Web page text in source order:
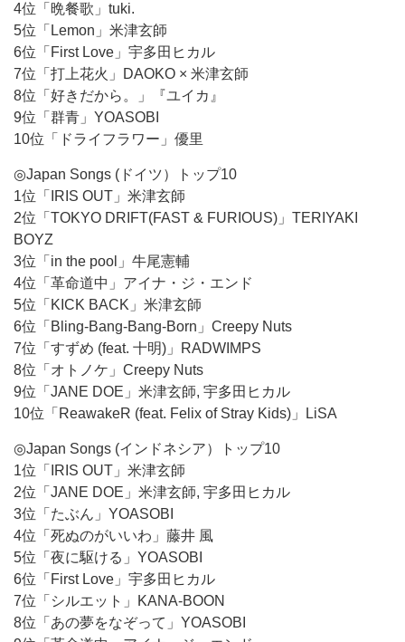
4位「晩餐歌」tuki.
5位「Lemon」米津玄師
6位「First Love」宇多田ヒカル
7位「打上花火」DAOKO × 米津玄師
8位「好きだから。」『ユイカ』
9位「群青」YOASOBI
10位「ドライフラワー」優里
◎Japan Songs (ドイツ）トップ10
1位「IRIS OUT」米津玄師
2位「TOKYO DRIFT(FAST & FURIOUS)」TERIYAKI
BOYZ
3位「in the pool」牛尾憲輔
4位「革命道中」アイナ・ジ・エンド
5位「KICK BACK」米津玄師
6位「Bling-Bang-Bang-Born」Creepy Nuts
7位「すずめ (feat. 十明)」RADWIMPS
8位「オトノケ」Creepy Nuts
9位「JANE DOE」米津玄師, 宇多田ヒカル
10位「ReawakeR (feat. Felix of Stray Kids)」LiSA
◎Japan Songs (インドネシア）トップ10
1位「IRIS OUT」米津玄師
2位「JANE DOE」米津玄師, 宇多田ヒカル
3位「たぶん」YOASOBI
4位「死ぬのがいいわ」藤井 風
5位「夜に駆ける」YOASOBI
6位「First Love」宇多田ヒカル
7位「シルエット」KANA-BOON
8位「あの夢をなぞって」YOASOBI